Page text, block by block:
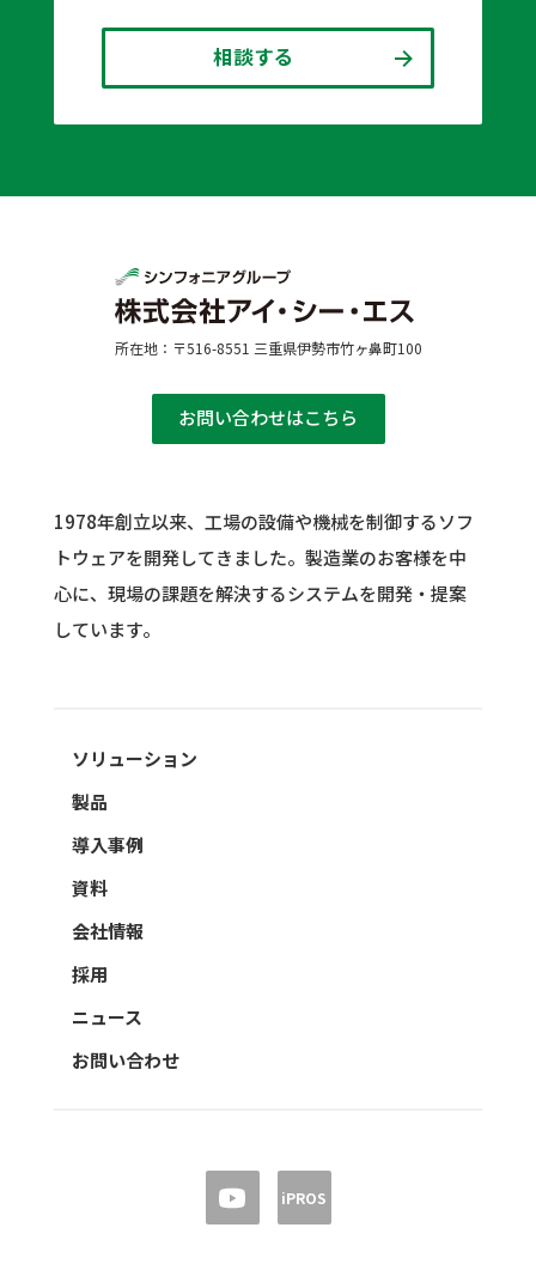
相談する
所在地：〒516-8551 三重県伊勢市竹ヶ鼻町100
お問い合わせはこちら
1978年創立以来、工場の設備や機械を制御するソフ
トウェアを開発してきました。 製造業のお客様を中
心に、現場の課題を解決するシステムを開発・提案
しています。
ソリューション
製品
導入事例
資料
会社情報
採用
ニュース
お問い合わせ
iPROS